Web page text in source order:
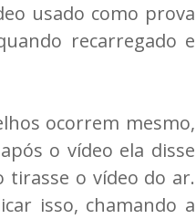
usado como prova
recarregado e
ocorrem mesmo,
o vídeo ela disse
o vídeo do ar.
isso, chamando a